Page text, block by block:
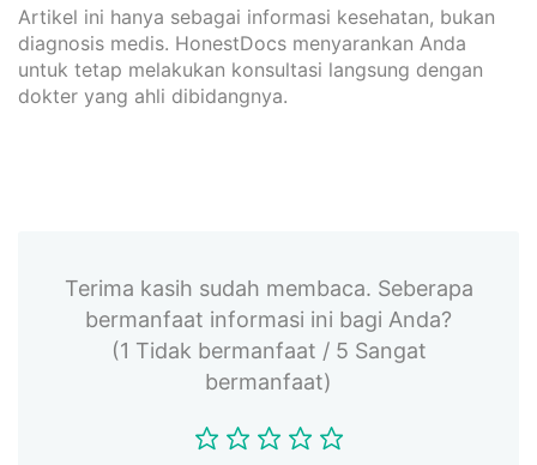
Artikel ini hanya sebagai informasi kesehatan, bukan
diagnosis medis. HonestDocs menyarankan Anda
untuk tetap melakukan konsultasi langsung dengan
dokter yang ahli dibidangnya.
Terima kasih sudah membaca. Seberapa
bermanfaat informasi ini bagi Anda?
(1 Tidak bermanfaat / 5 Sangat
bermanfaat)